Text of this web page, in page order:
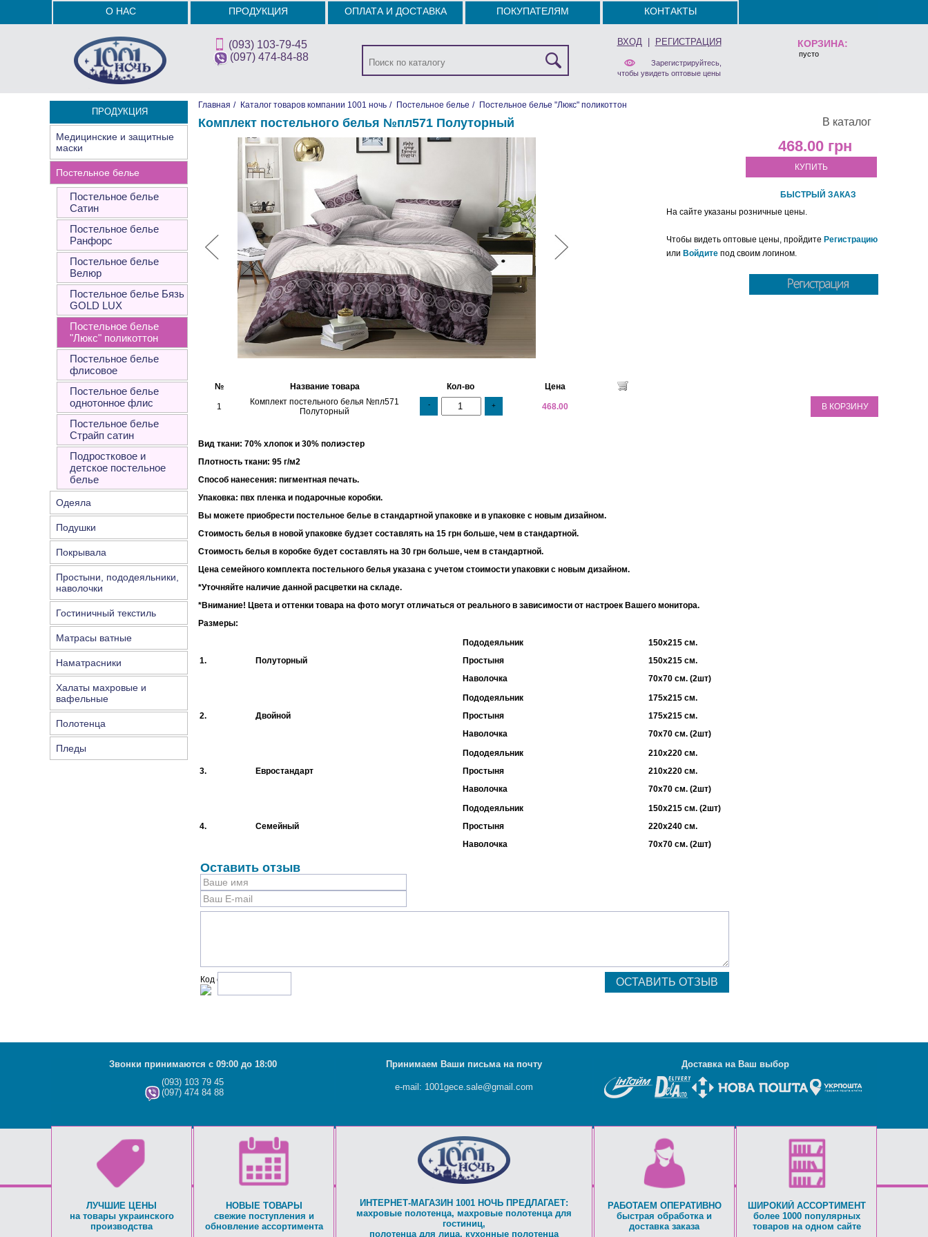
КОРЗИНА:
пусто
О НАС ПРОДУКЦИЯ ОПЛАТА И ДОСТАВКА ПОКУПАТЕЛЯМ КОНТАКТЫ
(093) 103-79-45
(097) 474-84-88
ВХОД| РЕГИСТРАЦИЯ
Зарегистрируйтесь,
чтобы увидеть оптовые цены
ПРОДУКЦИЯ
Медицинские и защитные
маски
Постельное белье
Постельное белье
Сатин
Постельное белье
Ранфорс
Постельное белье
Велюр
Постельное белье Бязь
GOLD LUX
Постельное белье
"Люкс" поликоттон
Постельное белье
флисовое
Постельное белье
однотонное флис
Постельное белье
Страйп сатин
Подростковое и
детское постельное
белье
Одеяла
Подушки
Покрывала
Простыни, пододеяльники,
наволочки
Гостиничный текстиль
Матрасы ватные
Наматрасники
Халаты махровые и
вафельные
Полотенца
Пледы
Главная / Каталог товаров компании 1001 ночь / Постельное белье / Постельное белье "Люкс" поликоттон
В каталог
Комплект постельного белья №пл571 Полуторный
468.00
КУПИТЬ
БЫСТРЫЙ ЗАКАЗ
На сайте указаны розничные цены.
Чтобы видеть оптовые цены, пройдите Регистрацию
или Войдите под своим логином.
№ Название товара Кол-во Цена
1
Комплект постельного белья №пл571
Полуторный
- + 468.00 В КОРЗИНУ
Вид ткани: 70% хлопок и 30% полиэстер
Плотность ткани: 95 г/м2
Способ нанесения: пигментная печать.
Упаковка: пвх пленка и подарочные коробки.
Вы можете приобрести постельное белье в стандартной упаковке и в упаковке с новым дизайном.
Стоимость белья в новой упаковке будзет составлять на 15 грн больше, чем в стандартной.
Стоимость белья в коробке будет составлять на 30 грн больше, чем в стандартной.
Цена семейного комплекта постельного белья указана с учетом стоимости упаковки с новым дизайном.
*Уточняйте наличие данной расцветки на складе.
*Внимание! Цвета и оттенки товара на фото могут отличаться от реального в зависимости от настроек Вашего монитора.
Размеры:
1. Полуторный
Пододеяльник
Простыня
Наволочка
150х215 см.
150х215 см.
70х70 см. (2шт)
2. Двойной
Пододеяльник
Простыня
Наволочка
175х215 см.
175х215 см.
70х70 см. (2шт)
3. Евростандарт
Пододеяльник
Простыня
Наволочка
210х220 см.
210х220 см.
70х70 см. (2шт)
4. Семейный
Пододеяльник
Простыня
Наволочка
150х215 см. (2шт)
220х240 см.
70х70 см. (2шт)
Оставить отзыв
Код с рисунка:
Звонки принимаются с 09:00 до 18:00 Принимаем Ваши письма на почту Доставка на Ваш выбор
(093) 103 79 45
(097) 474 84 88
e-mail: 1001gece.sale@gmail.com
ЛУЧШИЕ ЦЕНЫ
на товары украинского
производства
НОВЫЕ ТОВАРЫ
свежие поступления и
обновление ассортимента
ИНТЕРНЕТ-МАГАЗИН 1001 НОЧЬ ПРЕДЛАГАЕТ:
махровые полотенца, махровые полотенца для
гостиниц,
полотенца для лица, кухонные полотенца
РАБОТАЕМ ОПЕРАТИВНО
быстрая обработка и
доставка заказа
ШИРОКИЙ АССОРТИМЕНТ
более 1000 популярных
товаров на одном сайте